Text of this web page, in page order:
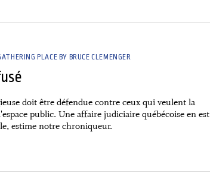
PLACE BY BRUCE CLEMENGER
doit être défendue contre ceux qui veulent la
public. Une affaire judiciaire québécoise en est
estime notre chroniqueur.